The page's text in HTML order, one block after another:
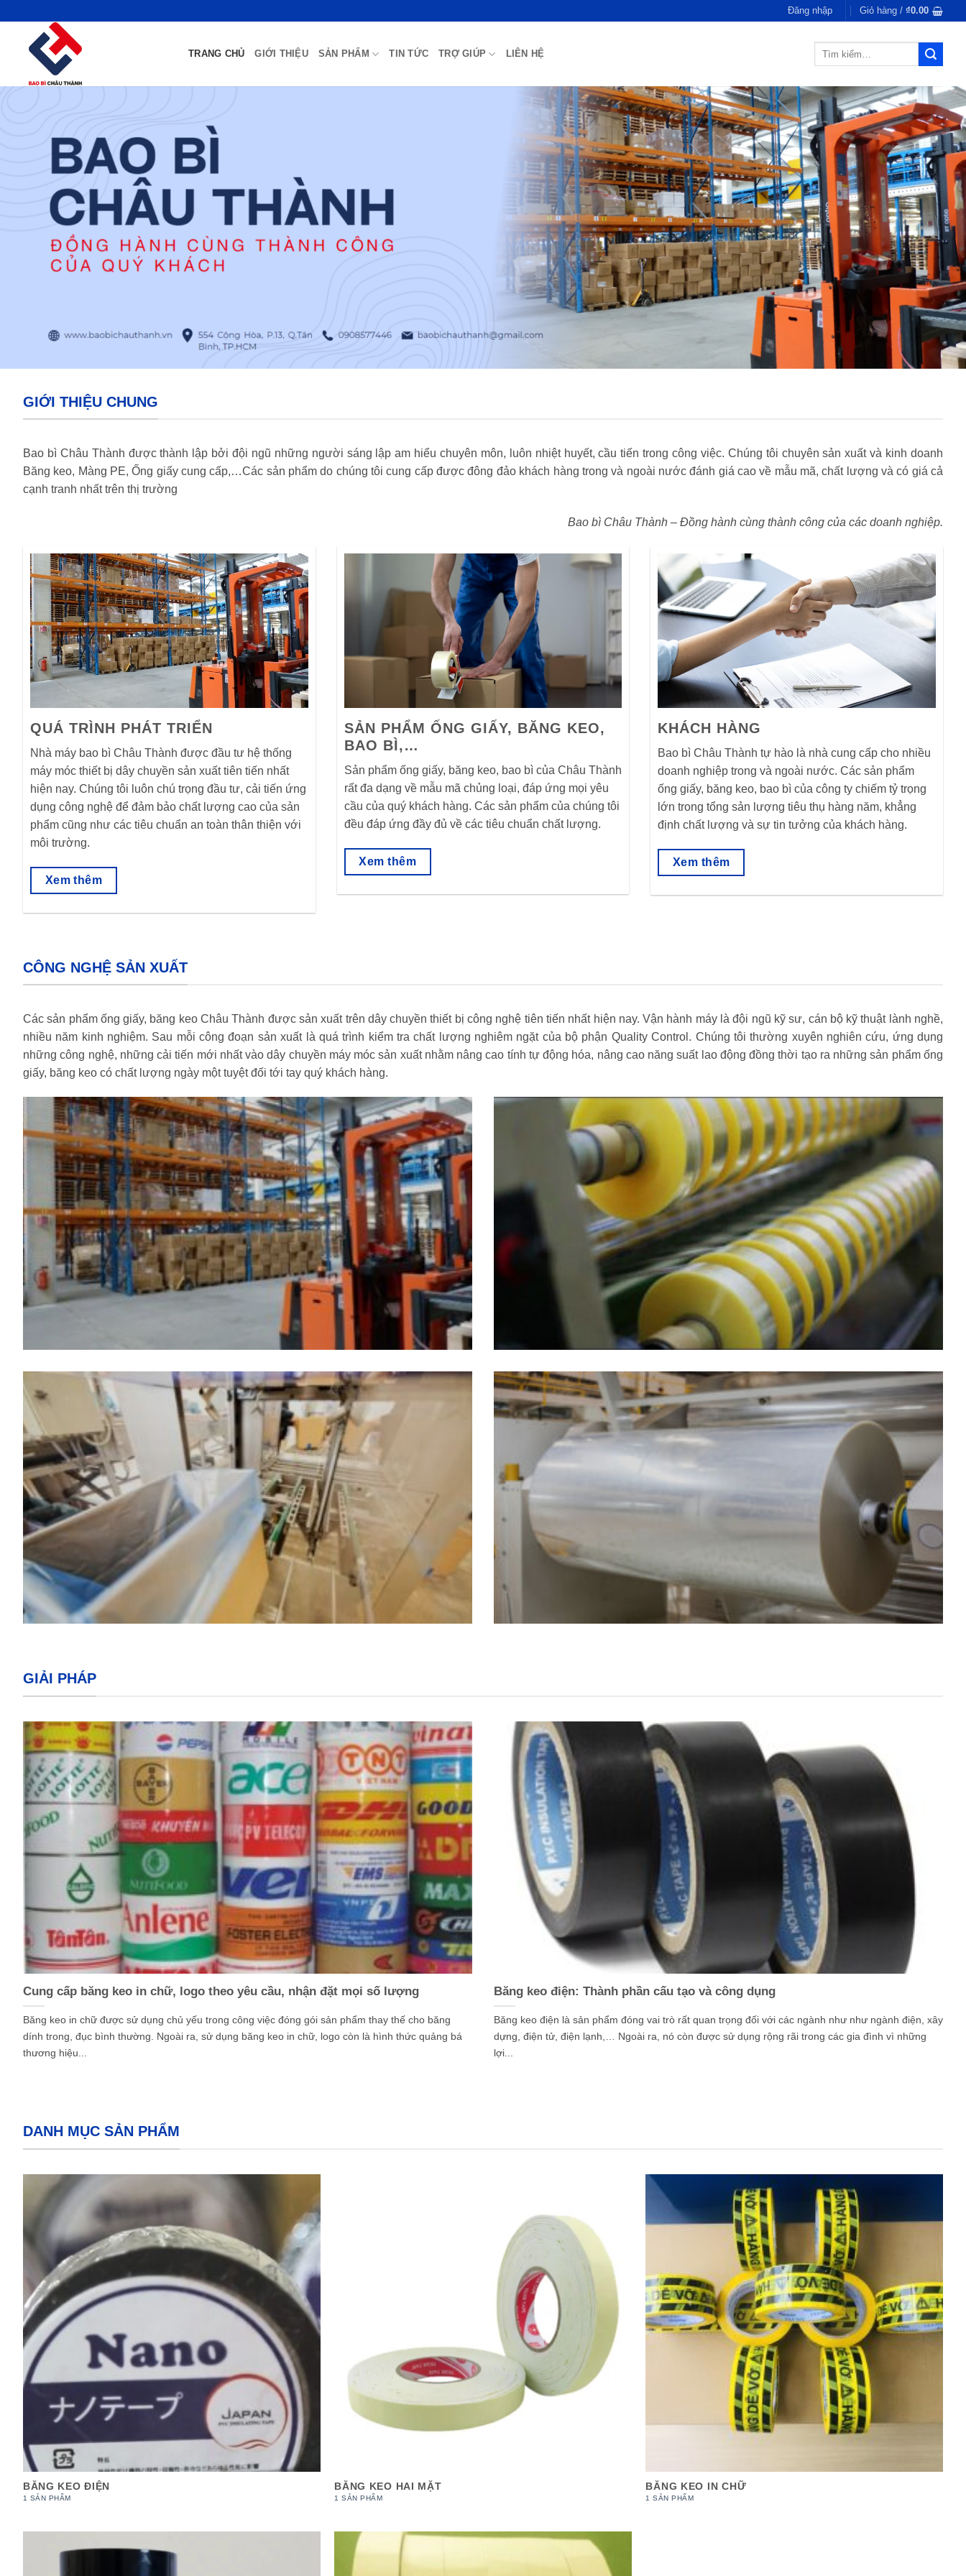
Đăng nhập Giỏ hàng / ₫0.00
TRANG CHỦ GIỚI THIỆU SẢN PHẨM TIN TỨC TRỢ GIÚP LIÊN HỆ
Tìm
GIỚI THIỆU CHUNG
Bao bì Châu Thành được thành lập bởi đội ngũ những người sáng lập am hiểu chuyên môn, luôn nhiệt huyết, cầu tiến trong công việc. Chúng tôi chuyên sản xuất và kinh doanh
Băng keo, Màng PE, Ống giấy cung cấp,…Các sản phẩm do chúng tôi cung cấp được đông đảo khách hàng trong và ngoài nước đánh giá cao về mẫu mã, chất lượng và có giá cả
cạnh tranh nhất trên thị trường
Bao bì Châu Thành – Đồng hành cùng thành công của các doanh nghiệp.
QUÁ TRÌNH PHÁT TRIỂN
Nhà máy bao bì Châu Thành được đầu tư hệ thống
máy móc thiết bị dây chuyền sản xuất tiên tiến nhất
hiện nay. Chúng tôi luôn chú trọng đầu tư, cải tiến ứng
dụng công nghệ để đảm bảo chất lượng cao của sản
phẩm cũng như các tiêu chuẩn an toàn thân thiện với
môi trường.
Xem thêm
SẢN PHẨM ỐNG GIẤY, BĂNG KEO,
BAO BÌ,…
Sản phẩm ống giấy, băng keo, bao bì của Châu Thành
rất đa dạng về mẫu mã chủng loại, đáp ứng mọi yêu
cầu của quý khách hàng. Các sản phẩm của chúng tôi
đều đáp ứng đầy đủ về các tiêu chuẩn chất lượng.
Xem thêm
KHÁCH HÀNG
Bao bì Châu Thành tự hào là nhà cung cấp cho nhiều
doanh nghiệp trong và ngoài nước. Các sản phẩm
ống giấy, băng keo, bao bì của công ty chiếm tỷ trọng
lớn trong tổng sản lượng tiêu thụ hàng năm, khẳng
định chất lượng và sự tin tưởng của khách hàng.
Xem thêm
CÔNG NGHỆ SẢN XUẤT
Các sản phẩm ống giấy, băng keo Châu Thành được sản xuất trên dây chuyền thiết bị công nghệ tiên tiến nhất hiện nay. Vận hành máy là đội ngũ kỹ sư, cán bộ kỹ thuật lành nghề,
nhiều năm kinh nghiệm. Sau mỗi công đoạn sản xuất là quá trình kiểm tra chất lượng nghiêm ngặt của bộ phận Quality Control. Chúng tôi thường xuyên nghiên cứu, ứng dụng
những công nghệ, những cải tiến mới nhất vào dây chuyền máy móc sản xuất nhằm nâng cao tính tự động hóa, nâng cao năng suất lao động đồng thời tạo ra những sản phẩm ống
giấy, băng keo có chất lượng ngày một tuyệt đối tới tay quý khách hàng.
GIẢI PHÁP
Cung cấp băng keo in chữ, logo theo yêu cầu, nhận đặt mọi số lượng
Băng keo in chữ được sử dụng chủ yếu trong công việc đóng gói sản phẩm thay thế cho băng
dính trong, đục bình thường. Ngoài ra, sử dụng băng keo in chữ, logo còn là hình thức quảng bá
thương hiệu...
Băng keo điện: Thành phần cấu tạo và công dụng
Băng keo điện là sản phẩm đóng vai trò rất quan trọng đối với các ngành như như ngành điện, xây
dựng, điện tử, điện lạnh,… Ngoài ra, nó còn được sử dụng rộng rãi trong các gia đình vì những
lợi...
DANH MỤC SẢN PHẨM
BĂNG KEO ĐIỆN
1 SẢN PHẨM
BĂNG KEO HAI MẶT
1 SẢN PHẨM
BĂNG KEO IN CHỮ
1 SẢN PHẨM